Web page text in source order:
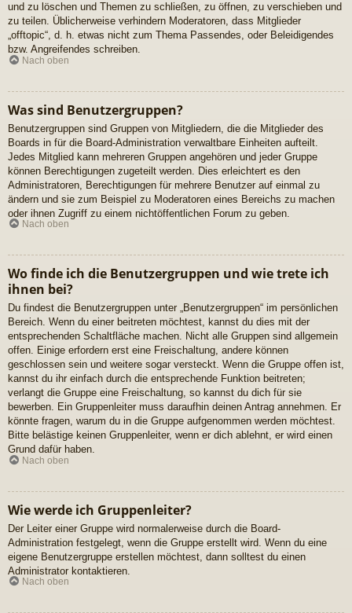
und zu löschen und Themen zu schließen, zu öffnen, zu verschieben und
zu teilen. Üblicherweise verhindern Moderatoren, dass Mitglieder
„offtopic“, d. h. etwas nicht zum Thema Passendes, oder Beleidigendes
bzw. Angreifendes schreiben.
Nach oben
Was sind Benutzergruppen?
Benutzergruppen sind Gruppen von Mitgliedern, die die Mitglieder des
Boards in für die Board-Administration verwaltbare Einheiten aufteilt.
Jedes Mitglied kann mehreren Gruppen angehören und jeder Gruppe
können Berechtigungen zugeteilt werden. Dies erleichtert es den
Administratoren, Berechtigungen für mehrere Benutzer auf einmal zu
ändern und sie zum Beispiel zu Moderatoren eines Bereichs zu machen
oder ihnen Zugriff zu einem nichtöffentlichen Forum zu geben.
Nach oben
Wo finde ich die Benutzergruppen und wie trete ich
ihnen bei?
Du findest die Benutzergruppen unter „Benutzergruppen“ im persönlichen
Bereich. Wenn du einer beitreten möchtest, kannst du dies mit der
entsprechenden Schaltfläche machen. Nicht alle Gruppen sind allgemein
offen. Einige erfordern erst eine Freischaltung, andere können
geschlossen sein und weitere sogar versteckt. Wenn die Gruppe offen ist,
kannst du ihr einfach durch die entsprechende Funktion beitreten;
verlangt die Gruppe eine Freischaltung, so kannst du dich für sie
bewerben. Ein Gruppenleiter muss daraufhin deinen Antrag annehmen. Er
könnte fragen, warum du in die Gruppe aufgenommen werden möchtest.
Bitte belästige keinen Gruppenleiter, wenn er dich ablehnt, er wird einen
Grund dafür haben.
Nach oben
Wie werde ich Gruppenleiter?
Der Leiter einer Gruppe wird normalerweise durch die Board-
Administration festgelegt, wenn die Gruppe erstellt wird. Wenn du eine
eigene Benutzergruppe erstellen möchtest, dann solltest du einen
Administrator kontaktieren.
Nach oben